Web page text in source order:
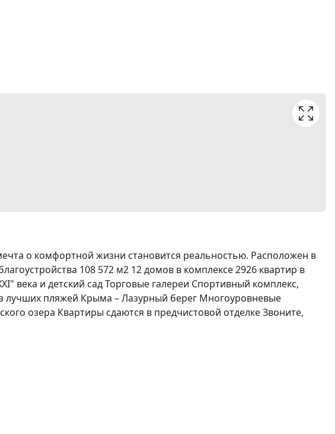
о комфортной жизни становится реальностью. Расположен в
108 572 м2 12 домов в комплексе 2926 квартир в
века и детский сад Торговые галереи Спортивный комплекс,
пляжей Крыма – Лазурный берег Многоуровневые
озера Квартиры сдаются в предчистовой отделке Звоните,